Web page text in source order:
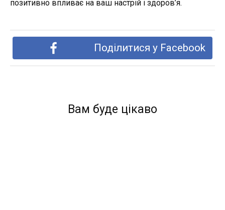
позитивно впливає на ваш настрій і здоров’я.
Поділитися у Facebook
Вам буде цікаво